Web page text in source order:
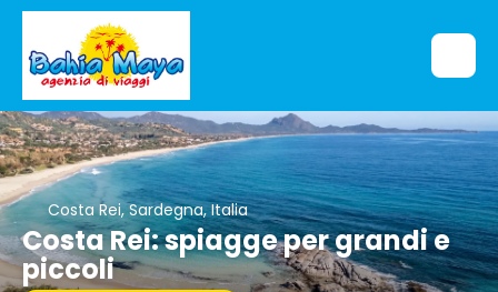
Costa Rei, Sardegna, Italia
Costa Rei: spiagge per grandi e
piccoli